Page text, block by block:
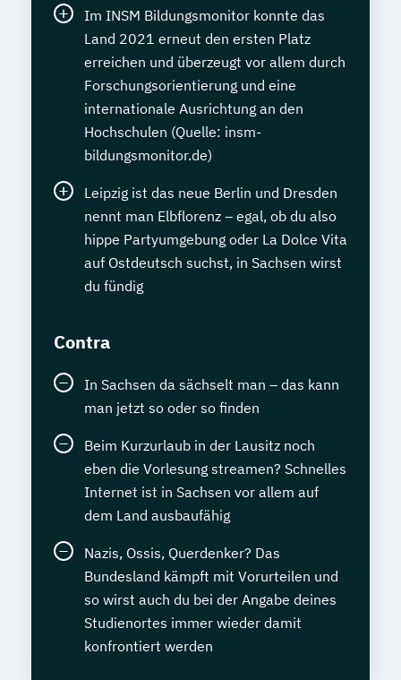
Im INSM Bildungsmonitor konnte das
Land 2021 erneut den ersten Platz
erreichen und überzeugt vor allem durch
Forschungsorientierung und eine
internationale Ausrichtung an den
Hochschulen (Quelle: insm-
bildungsmonitor.de)
Leipzig ist das neue Berlin und Dresden
nennt man Elbflorenz – egal, ob du also
hippe Partyumgebung oder La Dolce Vita
auf Ostdeutsch suchst, in Sachsen wirst
du fündig
Contra
In Sachsen da sächselt man – das kann
man jetzt so oder so finden
Beim Kurzurlaub in der Lausitz noch
eben die Vorlesung streamen? Schnelles
Internet ist in Sachsen vor allem auf
dem Land ausbaufähig
Nazis, Ossis, Querdenker? Das
Bundesland kämpft mit Vorurteilen und
so wirst auch du bei der Angabe deines
Studienortes immer wieder damit
konfrontiert werden